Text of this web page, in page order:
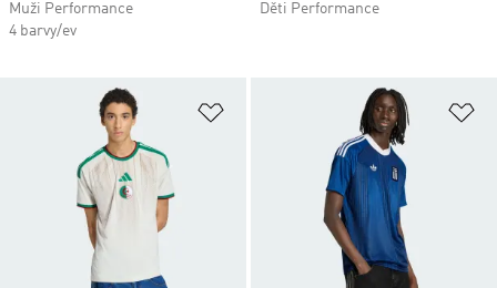
Muži Performance
4 barvy/ev
Děti Performance
Přidat do seznamu přání